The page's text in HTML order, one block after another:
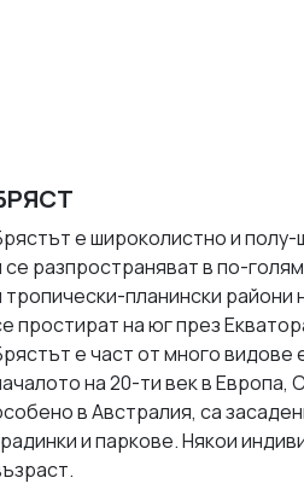
е широколистно и
се разпространяват в по-
тропически-планински
простират на юг през
е част от много видове
на 20-ти век в
в Австралия, са
и паркове. Някои